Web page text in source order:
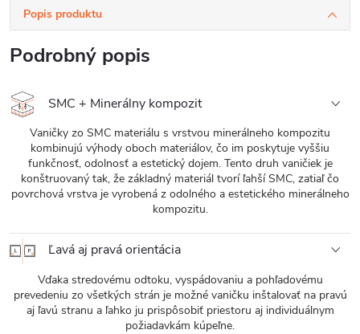
Popis produktu
Podrobný popis
SMC + Minerálny kompozit
Vaničky zo SMC materiálu s vrstvou minerálneho kompozitu
kombinujú výhody oboch materiálov, čo im poskytuje vyššiu
funkčnosť, odolnosť a estetický dojem. Tento druh vaničiek je
konštruovaný tak, že základný materiál tvorí ľahší SMC, zatiaľ čo
povrchová vrstva je vyrobená z odolného a estetického minerálneho
kompozitu.
Ľavá aj pravá orientácia
Vďaka stredovému odtoku, vyspádovaniu a pohľadovému
prevedeniu zo všetkých strán je možné vaničku inštalovať na pravú
aj ľavú stranu a ľahko ju prispôsobiť priestoru aj individuálnym
požiadavkám kúpeľne.